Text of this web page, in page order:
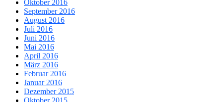
Oktober 2016
September 2016
August 2016
Juli 2016
Juni 2016
Mai 2016
April 2016
März 2016
Februar 2016
Januar 2016
Dezember 2015